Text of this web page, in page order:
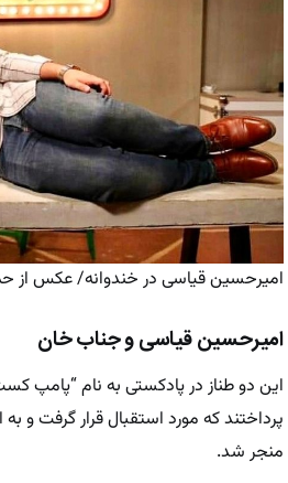
امیرحسین قیاسی در خندوانه/ عکس از
امیرحسین قیاسی و جناب خان
این دو طناز در پادکستی به نام
پرداختند که مورد استقبال قرار گرفت و
منجر شد.